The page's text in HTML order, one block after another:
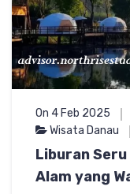
On 4 Feb 2025
Wisata Danau
Liburan
Alam yang